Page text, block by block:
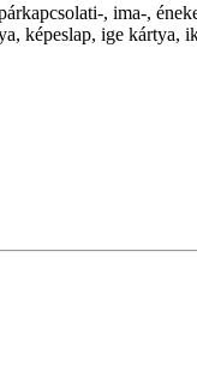
, ima-,
ige kártya,